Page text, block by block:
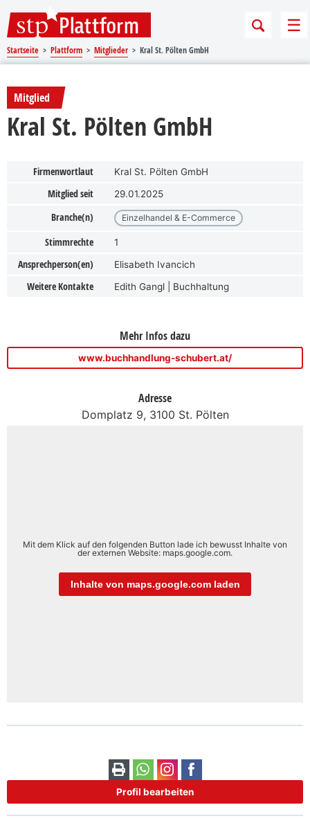
Startseite Plattform Mitglieder Kral St. Pölten GmbH
Mitglied
Kral St. Pölten GmbH
Firmenwortlaut Kral St. Pölten GmbH
Mitglied seit 29.01.2025
Branche(n) Einzelhandel & E-Commerce
Stimmrechte 1
Ansprechperson(en) Elisabeth Ivancich
Weitere Kontakte Edith Gangl | Buchhaltung
Mehr Infos dazu
www.buchhandlung-schubert.at/
Adresse
Domplatz 9, 3100 St. Pölten
Mit dem Klick auf den folgenden Button lade ich bewusst Inhalte von
der externen Website: maps.google.com.
Inhalte von maps.google.com laden
Profil bearbeiten